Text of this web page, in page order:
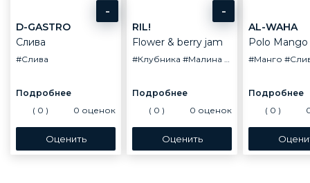
-
D-GASTRO
Слива
#Слива
( 0 ) 0 оценок
-
RIL!
Flower & berry jam
#Клубника #Малина #Слива #Цветы
( 0 ) 0 оценок
AL-WAHA
Polo Mango
#Манго
( 0 )